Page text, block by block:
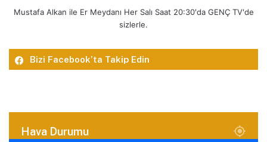
Mustafa Alkan ile Er Meydanı Her Salı Saat 20:30'da GENÇ TV'de
sizlerle.
Bizi Facebook’ta Takip Edin
Hava Durumu